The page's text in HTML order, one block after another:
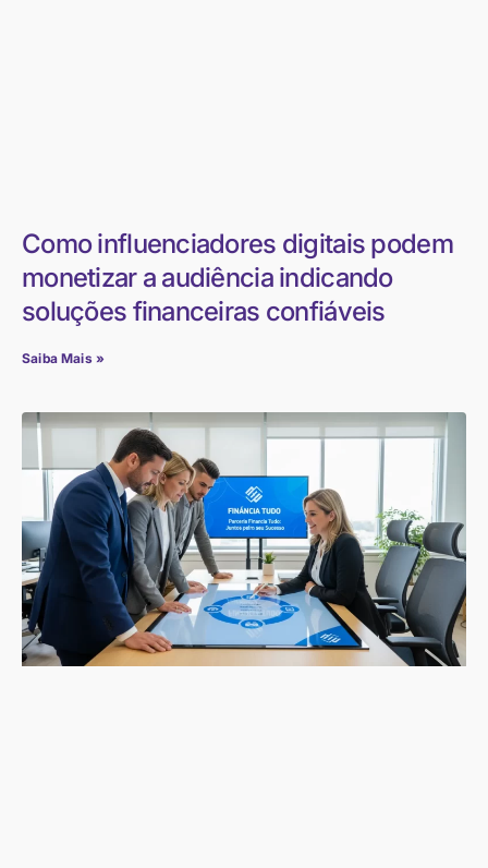
Como influenciadores digitais podem
monetizar a audiência indicando
soluções financeiras confiáveis
Saiba Mais »